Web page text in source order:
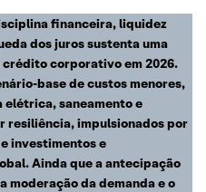
financeira, liquidez
dos juros sustenta uma
corporativo em 2026.
base de custos menores,
elétrica, saneamento e
resiliência, impulsionados por
investimentos e
Ainda que a antecipação
moderação da demanda e o